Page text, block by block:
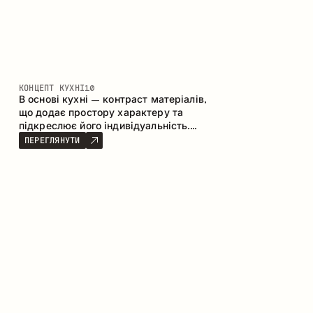
КОНЦЕПТ КУХНІ10
В основі кухні – контраст матеріалів,
що додає простору характеру та
підкреслює його індивідуальність.
Дерево, метал і скло створюють
збалансовану та стильну композицію.
ПЕРЕГЛЯНУТИ